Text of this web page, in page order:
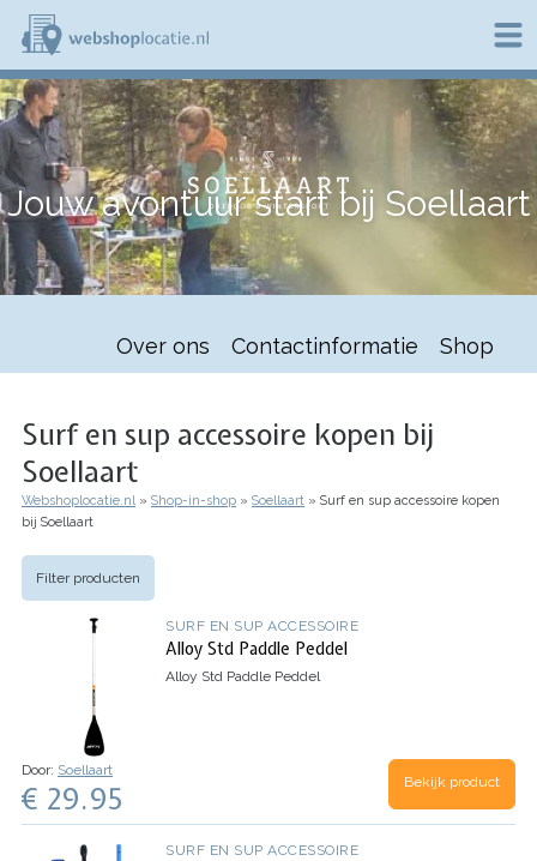
Overslaan
naar
de
inhoud
gaan
W
e
b
o
p
c
l
Jouw avontuur start bij Soellaart
Over ons Contactinformatie Shop
Surf en sup accessoire kopen bij
Soellaart
Kruimelpad
Webshoplocatie.nl Shop-in-shop Soellaart
Surf en sup accessoire kopen
bij Soellaart
Filter producten
SURF EN SUP ACCESSOIRE
Alloy Std Paddle Peddel
Alloy Std Paddle Peddel
Door: Soellaart
€ 29.95 Bekijk product
SURF EN SUP ACCESSOIRE